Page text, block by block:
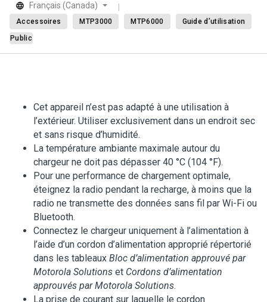
Français (Canada)
Accessoires MTP3000 MTP6000
Guide d’utilisation
Public
Cet appareil n’est pas adapté à une utilisation à
l’extérieur. Utiliser exclusivement dans un endroit sec
et sans risque d’humidité.
La température ambiante maximale autour du
chargeur ne doit pas dépasser 40 °C (104 °F).
Pour une performance de chargement optimale,
éteignez la radio pendant la recharge, à moins que la
radio ne transmette des données sans fil par Wi-Fi ou
Bluetooth.
Connectez le chargeur uniquement à l’alimentation à
l’aide d’un cordon d’alimentation approprié répertorié
dans les tableaux Bloc d’alimentation approuvé par
Motorola Solutions et Cordons d’alimentation
approuvés par Motorola Solutions.
La prise de courant sur laquelle le cordon